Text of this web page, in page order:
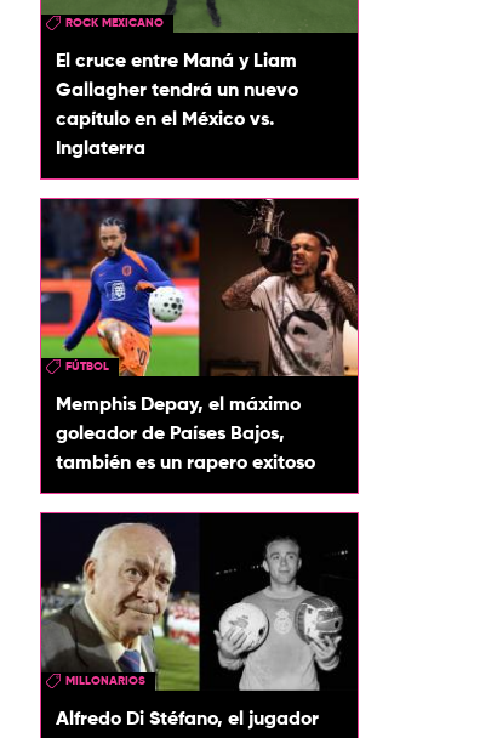
ROCK MEXICANO
El cruce entre Maná y Liam
Gallagher tendrá un nuevo
capítulo en el México vs.
Inglaterra
FÚTBOL
Memphis Depay, el máximo
goleador de Países Bajos,
también es un rapero exitoso
MILLONARIOS
Alfredo Di Stéfano, el jugador